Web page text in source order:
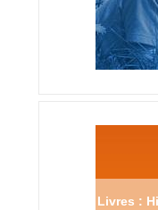
Livres :